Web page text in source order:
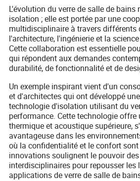
L'évolution du verre de salle de bains
isolation ; elle est portée par une
multidisciplinaire à travers différents
l'architecture, l'ingénierie et la
Cette collaboration est essentielle
qui répondent aux demandes
durabilité, de fonctionnalité et de
Un exemple inspirant vient d'un
et d'architectes qui ont développé
technologie d'isolation utilisant du
performance. Cette technologie offre
thermique et acoustique supérieure,
avantageuse dans les
où la confidentialité et le confort
innovations soulignent le pouvoir
interdisciplinaires pour repousser les
applications de verre de salle de